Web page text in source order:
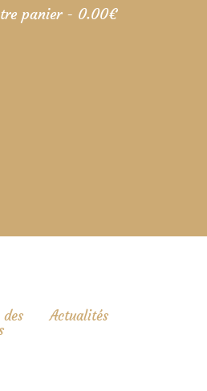
panier - 0.00€
Actualités